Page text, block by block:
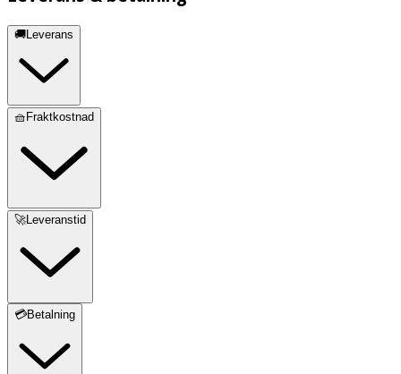
🚚Leverans
🧺Fraktkostnad
🚀Leveranstid
💳Betalning